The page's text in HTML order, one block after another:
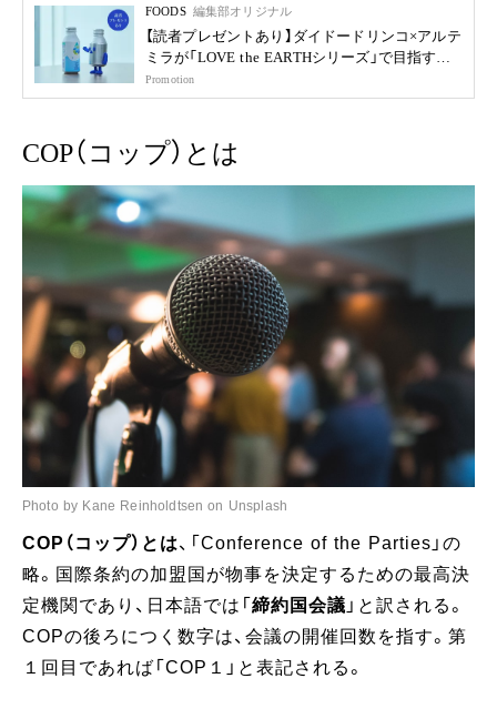
FOODS 編集部オリジナル
【読者プレゼントあり】ダイドードリンコ×アルテ
ミラが「LOVE the EARTHシリーズ」で目指す未
来
Promotion
COP（コップ）とは
Photo by Kane Reinholdtsen on Unsplash
COP（コップ）とは、「Conference of the Parties」の
略。国際条約の加盟国が物事を決定するための最高決
定機関であり、日本語では「 締約国会議 」と訳される。
COPの後ろにつく数字は、会議の開催回数を指す。第
１回目であれば「COP１」と表記される。